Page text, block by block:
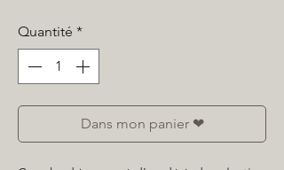
Quantité *
Dans mon panier ❤